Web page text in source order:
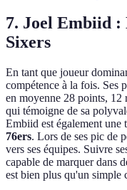
7. Joel Embiid
Sixers
En tant que joueur
compétence à la fois. Ses
en moyenne 28 points, 12
qui témoigne de sa
Embiid est également une
76ers. Lors de ses pic de
vers ses équipes. Suivre
capable de marquer dans
est bien plus qu'un simple